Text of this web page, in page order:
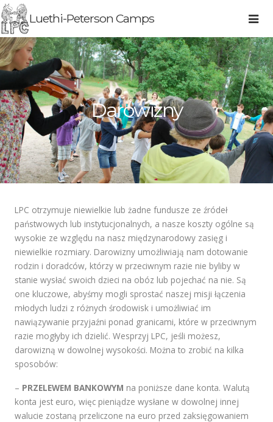
Luethi-Peterson Camps
Darowizny
LPC otrzymuje niewielkie lub żadne fundusze ze źródeł
państwowych lub instytucjonalnych, a nasze koszty ogólne są
wysokie ze względu na nasz międzynarodowy zasięg i
niewielkie rozmiary. Darowizny umożliwiają nam dotowanie
rodzin i doradców, którzy w przeciwnym razie nie byliby w
stanie wysłać swoich dzieci na obóz lub pojechać na nie. Są
one kluczowe, abyśmy mogli sprostać naszej misji łączenia
młodych ludzi z różnych środowisk i umożliwiać im
nawiązywanie przyjaźni ponad granicami, które w przeciwnym
razie mogłyby ich dzielić. Wesprzyj LPC, jeśli możesz,
darowizną w dowolnej wysokości. Można to zrobić na kilka
sposobów:
– PRZELEWEM BANKOWYM na poniższe dane konta. Walutą
konta jest euro, więc pieniądze wysłane w dowolnej innej
walucie zostaną przeliczone na euro przed zaksięgowaniem